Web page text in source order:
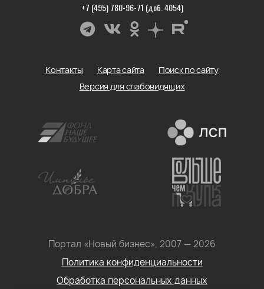
+7 (495) 780-96-71 (доб. 4054)
Портал «Новый бизнес», 2007 — 2026
Политика конфиденциальности
Обработка персональных данных
Контакты Карта сайта
Поиск по сайту
Версия для слабовидящих